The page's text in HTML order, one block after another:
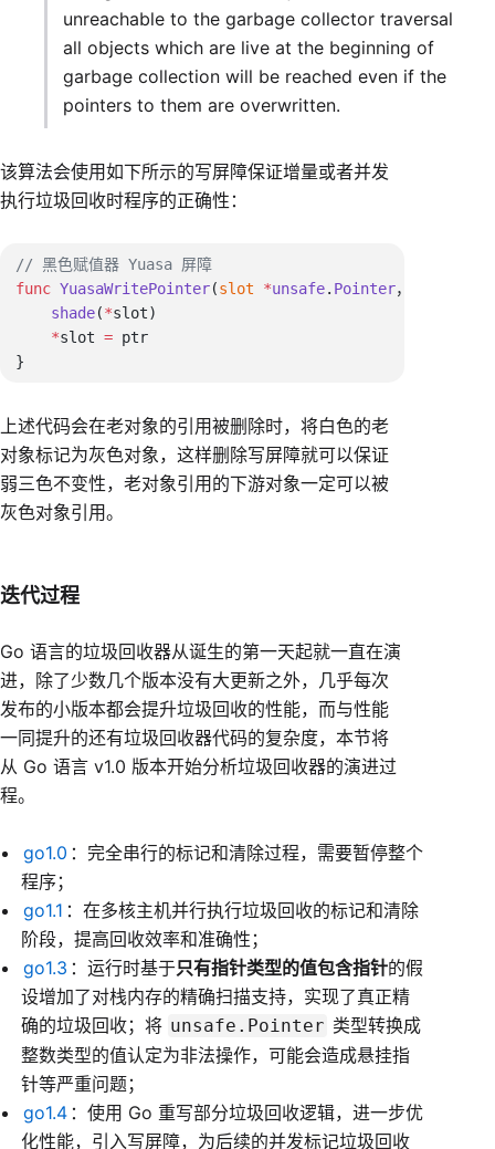
unreachable to the garbage collector traversal
all objects which are live at the beginning of
garbage collection will be reached even if the
pointers to them are overwritten.
该算法会使用如下所示的写屏障保证增量或者并发
执行垃圾回收时程序的正确性：
func YuasaWritePointer(slot *unsafe. Pointer，
    shade
(*
    *
slot =
上述代码会在老对象的引用被删除时，将白色的老
对象标记为灰色对象，这样删除写屏障就可以保证
弱三色不变性，老对象引用的下游对象一定可以被
灰色对象引用。
迭代过程
Go 语言的垃圾回收器从诞生的第一天起就一直在演
进，除了少数几个版本没有大更新之外，几乎每次
发布的小版本都会提升垃圾回收的性能，而与性能
一同提升的还有垃圾回收器代码的复杂度，本节将
从 Go 语言 v1.0 版本开始分析垃圾回收器的演进过
程。
go1.0 ：完全串行的标记和清除过程，需要暂停整个
程序；
go1.1 ：在多核主机并行执行垃圾回收的标记和清除
阶段，提高回收效率和准确性；
go1.3 ：运行时基于只有指针类型的值包含指针的假
设增加了对栈内存的精确扫描支持，实现了真正精
确的垃圾回收；将 unsafe.Pointer 类型转换成
整数类型的值认定为非法操作，可能会造成悬挂指
针等严重问题；
go1.4 ：使用 Go 重写部分垃圾回收逻辑，进一步优
化性能，引入写屏障，为后续的并发标记垃圾回收